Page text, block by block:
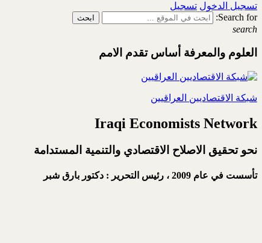
تسجيل الدخول تسجيل
Search for:
search
العلوم والمعرفة أساس تقدم الامم
شبكة الاقتصاديين العراقيين
Iraqi Economists Network
نحو تحقيق الاصلاح الاقتصادي والتنمية المستدامة
تأسست في عام 2009 ، رئيس التحرير : دكتور بارق شبر